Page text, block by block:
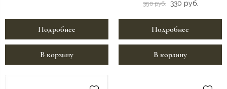
Подробнее
В корзину
350 руб. 330 руб.
Подробнее
В корзину